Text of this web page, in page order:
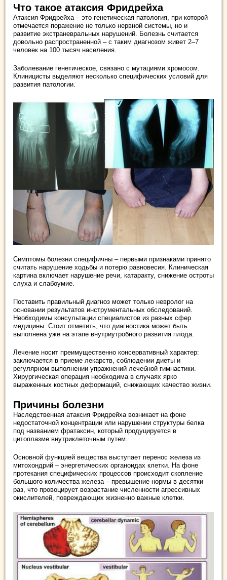
Что такое атаксия Фридрейха
Атаксия Фридрейха – это генетическая патология, при которой
отмечается поражение не только нервной системы, но и
развитие экстраневральных нарушений. Болезнь считается
довольно распространенной – с таким диагнозом живет 2–7
человек на 100 тысяч населения.
Заболевание генетическое, связано с мутациями хромосом.
Клиницисты выделяют несколько специфических условий для
развития патологии.
Симптомы болезни специфичны – первыми признаками принято
считать нарушение ходьбы и потерю равновесия. Клиническая
картина включает нарушение речи, катаракту, снижение остроты
слуха и слабоумие.
Поставить правильный диагноз может только невролог на
основании результатов инструментальных обследований.
Необходимы консультации специалистов из разных сфер
медицины. Стоит отметить, что диагностика может быть
выполнена уже на этапе внутриутробного развития плода.
Лечение носит преимущественно консервативный характер:
заключается в приеме лекарств, соблюдении диеты и
регулярном выполнении упражнений лечебной гимнастики.
Хирургическая операция необходима в случаях ярко
выраженных костных деформаций, снижающих качество жизни.
Причины болезни
Наследственная атаксия Фридрейха возникает на фоне
недостаточной концентрации или нарушении структуры белка
под названием фратаксин, который продуцируется в
цитоплазме внутриклеточным путем.
Основной функцией вещества выступает перенос железа из
митохондрий – энергетических органоидах клетки. На фоне
протекания специфических процессов происходит скопление
большого количества железа – превышение нормы в десятки
раз, что провоцирует возрастание численности агрессивных
окислителей, повреждающих жизненно важные клетки.